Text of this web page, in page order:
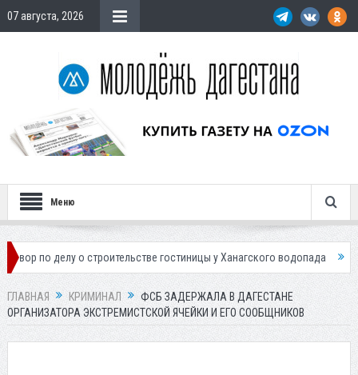
07 августа, 2026
Меню
о строительстве гостиницы у Ханагского водопада Власти
ГЛАВНАЯ КРИМИНАЛ
ФСБ ЗАДЕРЖАЛА В ДАГЕСТАНЕ
ОРГАНИЗАТОРА ЭКСТРЕМИСТСКОЙ ЯЧЕЙКИ И ЕГО СООБЩНИКОВ